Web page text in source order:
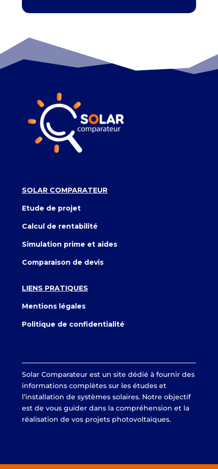
SOLAR COMPARATEUR
Etude de projet
Calcul de rentabilité
Simulation prime et aides
Comparaison de devis
LIENS PRATIQUES
Mentions légales
Politique de confidentialité
Solar Comparateur est un site dédié à fournir des
informations complètes sur les études et
l’installation de systèmes solaires. Notre objectif
est de vous guider dans la compréhension et la
réalisation de vos projets photovoltaïques.